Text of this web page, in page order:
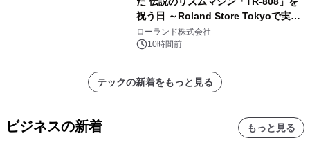
祝う日 ～Roland Store Tokyoで実機
を展示しての 記念キャンペーンを開
催 英国ラジオ「NTS」の 特別プログ
アーティストを フィーチャーしたアニ
メーションを公開～
ローランド株式会社
10時間前
テックの新着をもっと見る
ビジネスの新着 もっと見る